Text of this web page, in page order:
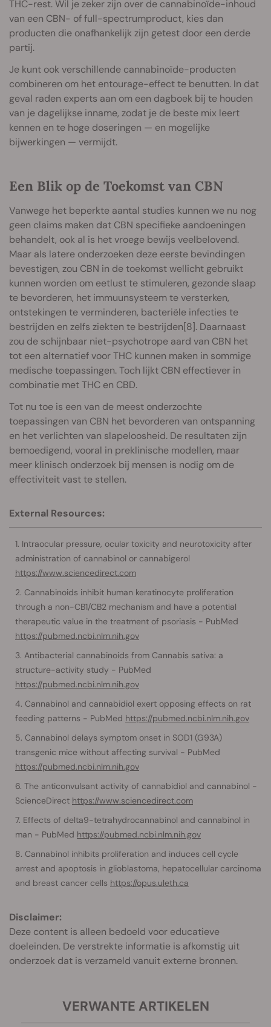
THC-rest. Wil je zeker zijn over de cannabinoïde-inhoud
van een CBN- of full-spectrumproduct, kies dan
producten die onafhankelijk zijn getest door een derde
partij.
Je kunt ook verschillende cannabinoïde-producten
combineren om het entourage-effect te benutten. In dat
geval raden experts aan om een dagboek bij te houden
van je dagelijkse inname, zodat je de beste mix leert
kennen en te hoge doseringen — en mogelijke
bijwerkingen — vermijdt.
Een Blik op de Toekomst van CBN
Vanwege het beperkte aantal studies kunnen we nu nog
geen claims maken dat CBN specifieke aandoeningen
behandelt, ook al is het vroege bewijs veelbelovend.
Maar als latere onderzoeken deze eerste bevindingen
bevestigen, zou CBN in de toekomst wellicht gebruikt
kunnen worden om eetlust te stimuleren, gezonde slaap
te bevorderen, het immuunsysteem te versterken,
ontstekingen te verminderen, bacteriële infecties te
bestrijden en zelfs ziekten te bestrijden[8]. Daarnaast
zou de schijnbaar niet-psychotrope aard van CBN het
tot een alternatief voor THC kunnen maken in sommige
medische toepassingen. Toch lijkt CBN effectiever in
combinatie met THC en CBD.
Tot nu toe is een van de meest onderzochte
toepassingen van CBN het bevorderen van ontspanning
en het verlichten van slapeloosheid. De resultaten zijn
bemoedigend, vooral in preklinische modellen, maar
meer klinisch onderzoek bij mensen is nodig om de
effectiviteit vast te stellen.
External Resources:
Intraocular pressure, ocular toxicity and neurotoxicity after
administration of cannabinol or cannabigerol
https://www.sciencedirect.com
Cannabinoids inhibit human keratinocyte proliferation
through a non-CB1/CB2 mechanism and have a potential
therapeutic value in the treatment of psoriasis - PubMed
https://pubmed.ncbi.nlm.nih.gov
Antibacterial cannabinoids from Cannabis sativa: a
structure-activity study - PubMed
https://pubmed.ncbi.nlm.nih.gov
Cannabinol and cannabidiol exert opposing effects on rat
feeding patterns - PubMed https://pubmed.ncbi.nlm.nih.gov
Cannabinol delays symptom onset in SOD1 (G93A)
transgenic mice without affecting survival - PubMed
https://pubmed.ncbi.nlm.nih.gov
The anticonvulsant activity of cannabidiol and cannabinol -
ScienceDirect https://www.sciencedirect.com
Effects of delta9-tetrahydrocannabinol and cannabinol in
man - PubMed https://pubmed.ncbi.nlm.nih.gov
Cannabinol inhibits proliferation and induces cell cycle
arrest and apoptosis in glioblastoma, hepatocellular carcinoma
and breast cancer cells https://opus.uleth.ca
Disclaimer:
Deze content is alleen bedoeld voor educatieve
doeleinden. De verstrekte informatie is afkomstig uit
onderzoek dat is verzameld vanuit externe bronnen.
VERWANTE ARTIKELEN